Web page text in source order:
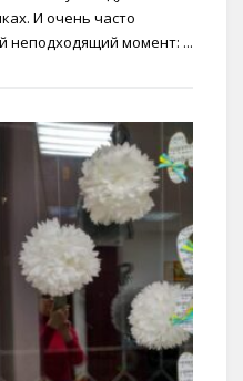
И очень часто
неподходящий момент: ...